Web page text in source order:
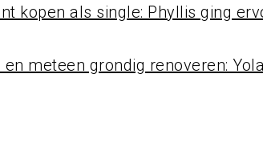
kopen als single: Phyllis ging
en meteen grondig renoveren: